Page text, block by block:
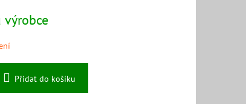
výrobce
Přidat do košíku